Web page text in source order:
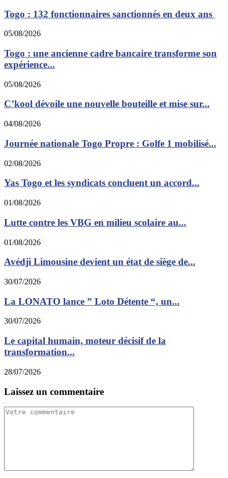
Togo : 132 fonctionnaires sanctionnés en deux ans
05/08/2026
Togo : une ancienne cadre bancaire transforme son
expérience...
05/08/2026
C’kool dévoile une nouvelle bouteille et mise sur...
04/08/2026
Journée nationale Togo Propre : Golfe 1 mobilisé...
02/08/2026
Yas Togo et les syndicats concluent un accord...
01/08/2026
Lutte contre les VBG en milieu scolaire au...
01/08/2026
Avédji Limousine devient un état de siège de...
30/07/2026
La LONATO lance ” Loto Détente “, un...
30/07/2026
Le capital humain, moteur décisif de la
transformation...
28/07/2026
Laissez un commentaire